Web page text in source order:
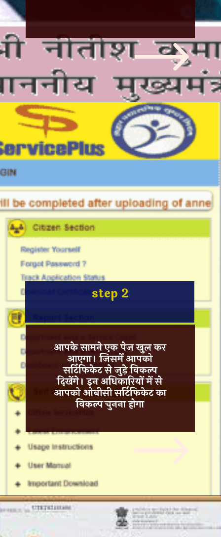
step 2
आपके सामने एक पेज खुल कर
आएगा। जिसमें आपको
सर्टिफिकेट से जुड़े विकल्प
दिखेंगे। इन अधिकारियों में से
आपकोओबीसी सर्टिफिकेटका
विकल्प चुनना होगा